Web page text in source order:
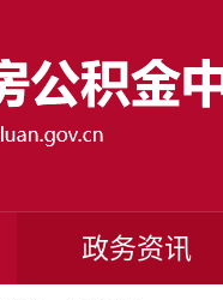
政务资讯